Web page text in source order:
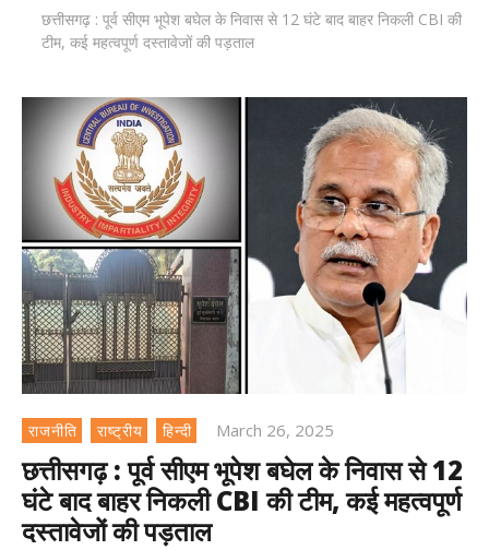
छत्तीसगढ़ : पूर्व सीएम भूपेश बघेल के निवास से 12 घंटे बाद बाहर निकली CBI की
टीम, कई महत्वपूर्ण दस्तावेजों की पड़ताल
राजनीति राष्ट्रीय हिन्दी March 26, 2025
छत्तीसगढ़ : पूर्व सीएम भूपेश बघेल के निवास से 12
घंटे बाद बाहर निकली CBI की टीम, कई महत्वपूर्ण
दस्तावेजों की पड़ताल